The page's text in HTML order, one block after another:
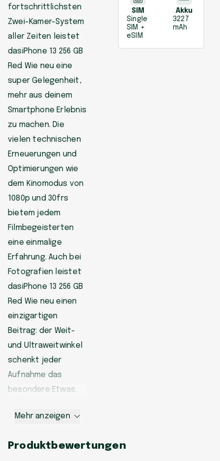
fortschrittlichsten
Zwei-Kamer-System
aller Zeiten leistet
dasiPhone 13 256 GB
Red Wie neu eine
super Gelegenheit,
mehr aus deinem
Smartphone Erlebnis
zu machen. Die
vielen technischen
Erneuerungen und
Optimierungen wie
dem Kinomodus von
1080p und 30frs
bietem jedem
Filmbegeisterten
eine einmalige
Erfahrung. Auch bei
Fotografien leistet
dasiPhone 13 256 GB
Red Wie neu einen
einzigartigen
Beitrag: der Weit-
und Ultraweitwinkel
schenkt jeder
Aufnahme das
besondere Etwas.
Mehr anzeigen
SIM
Single
SIM +
eSIM
Akku
3227
mAh
Produktbewertungen